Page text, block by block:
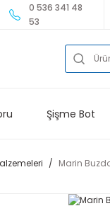
0 536 341 48
53
Şişme Bot
Marin